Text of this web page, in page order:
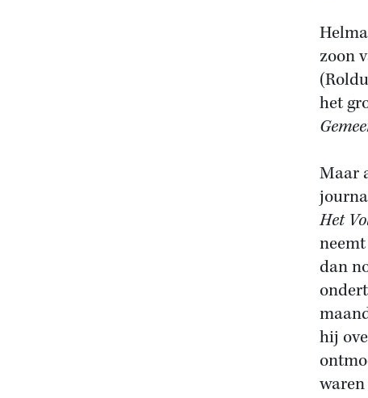
zoon
het
Maar
Het
dan
hij